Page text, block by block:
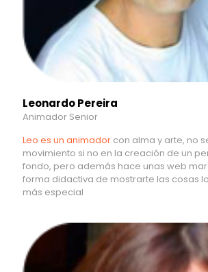
Leonardo Pereira
Animador Senior
Leo es un animador con alma y arte, no
movimiento si no en la creación de un
fondo, pero además hace unas web
forma didactiva de mostrarte las cosas
más especial